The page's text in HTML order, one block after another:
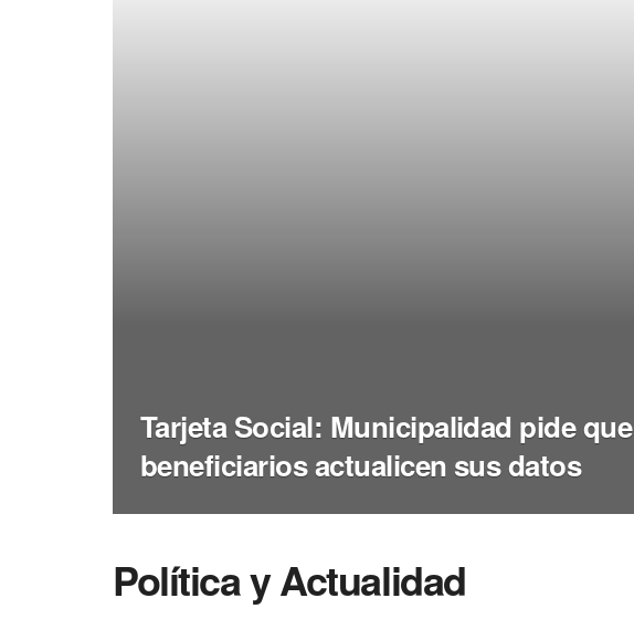
Tarjeta Social: Municipalidad pide que
beneficiarios actualicen sus datos
Política y Actualidad